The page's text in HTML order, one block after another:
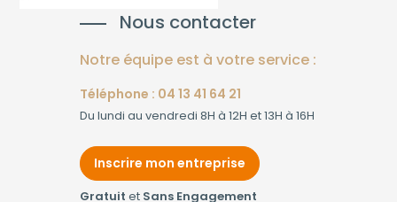
Nous contacter
Notre équipe est à votre service :
Téléphone : 04 13 41 64 21
Du lundi au vendredi 8H à 12H et 13H à 16H
Inscrire mon entreprise
Gratuit et Sans Engagement